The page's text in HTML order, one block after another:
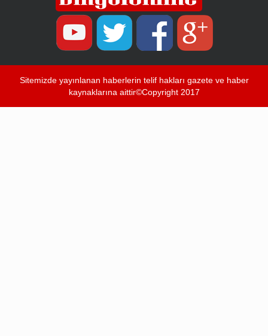
Sitemizde yayınlanan haberlerin telif hakları gazete ve haber
kaynaklarına aittir©Copyright 2017